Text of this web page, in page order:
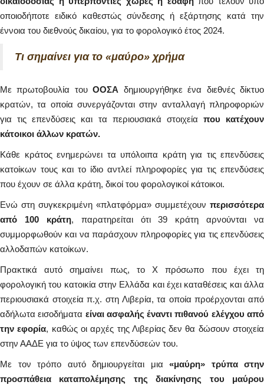
οποιοδήποτε ειδικό καθεστώς σύνδεσης ή εξάρτησης κατά την
έννοια του διεθνούς δικαίου, για το φορολογικό έτος 2024.
Τι σημαίνει για το «μαύρο» χρήμα
Με πρωτοβουλία τουΟΟΣΑ δημιουργήθηκε ένα διεθνές δίκτυο
κρατών, τα οποία συνεργάζονται στην ανταλλαγή πληροφοριών
για τις επενδύσεις και τα περιουσιακά στοιχεία που κατέχουν
κάτοικοι άλλων κρατών.
Κάθε κράτος ενημερώνει τα υπόλοιπα κράτη για τις επενδύσεις
κατοίκων τους και το ίδιο αντλεί πληροφορίες για τις επενδύσεις
που έχουν σε άλλα κράτη, δικοί του φορολογικοί κάτοικοι.
Ενώ στη συγκεκριμένη «πλατφόρμα» συμμετέχουν περισσότερα
από 100 κράτη, παρατηρείται ότι 39 κράτη αρνούνται να
συμμορφωθούν και να παράσχουν πληροφορίες για τις επενδύσεις
αλλοδαπών κατοίκων.
Πρακτικά αυτό σημαίνει πως, το Χ πρόσωπο που έχει τη
φορολογική του κατοικία στην Ελλάδα και έχει καταθέσεις και άλλα
περιουσιακά στοιχεία π.χ. στη Λιβερία, τα οποία προέρχονται από
αδήλωτα εισοδήματα είναι ασφαλής έναντι πιθανού ελέγχου από
την εφορία, καθώς οι αρχές της Λιβερίας δεν θα δώσουν στοιχεία
στην ΑΑΔΕ για το ύψος των επενδύσεών του.
Με τον τρόπο αυτό δημιουργείται μια «μαύρη» τρύπα στην
προσπάθεια καταπολέμησης της διακίνησης του μαύρου